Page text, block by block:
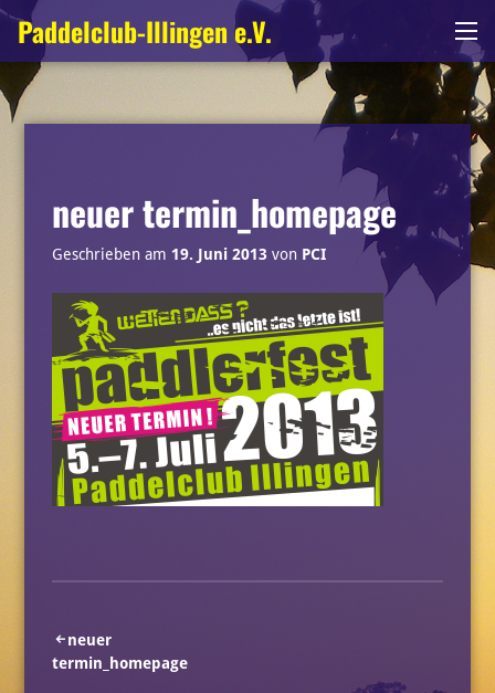
Zum
Inhalt
springen
Paddelclub-Illingen e.V.
neuer termin_homepage
Geschrieben am 19. Juni 2013 von PCI
Beitragsnavigation
neuer
termin_homepage